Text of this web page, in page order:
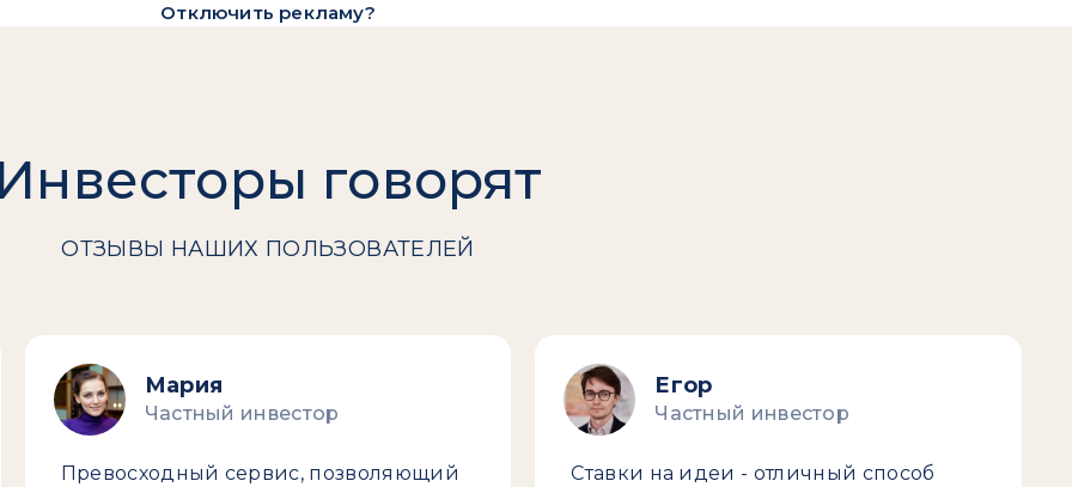
Отключить рекламу?
говорят
ОТЗЫВЫ НАШИХ ПОЛЬЗОВАТЕЛЕЙ
Мария
Частный инвестор
Превосходный сервис, позволяющий
Егор
Частный инвестор
Ставки на идеи - отличный способ